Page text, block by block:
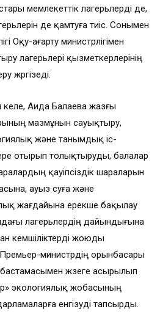
мемлекеттік лагерьлерді де,
де қамтуға тиіс. Сонымен
Оқу-ағарту министрлігімен
лагерьлері қызметкерлерінің
жүргізеді.
Аида Балаева жазғы
мазмұнын сауықтыру,
және танымдық іс-
отырып толықтыруды, балалар
қауіпсіздік шараларын
ауыз суға және
жағдайына ерекше бақылау
лагерьлердің дайындығына
кемшіліктерді жоюды
министрдің орынбасары
жүзеге асырылып
экологиялық жобасының
енгізуді тапсырды.